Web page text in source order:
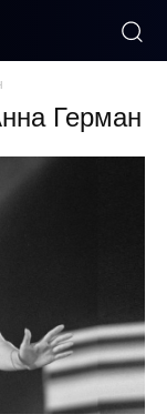
Герман